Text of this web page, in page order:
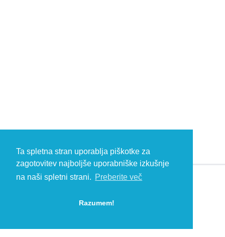
Ta spletna stran uporablja piškotke za
zagotovitev najboljše uporabniške izkušnje
na naši spletni strani. Preberite več
Razumem!
HEADQUARTERS: T: +386 (0)7 35 65 220, F: +386 (0)7 35 65 232, E: